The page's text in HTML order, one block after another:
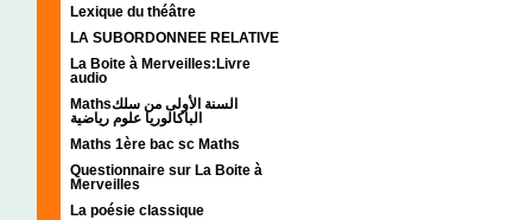
Lexique du théâtre
LA SUBORDONNEE RELATIVE
La Boite à Merveilles:Livre
audio
Mathsالسنة الأولى من سلك
الباكالوريا علوم رياضية
Maths 1ère bac sc Maths
Questionnaire sur La Boite à
Merveilles
La poésie classique